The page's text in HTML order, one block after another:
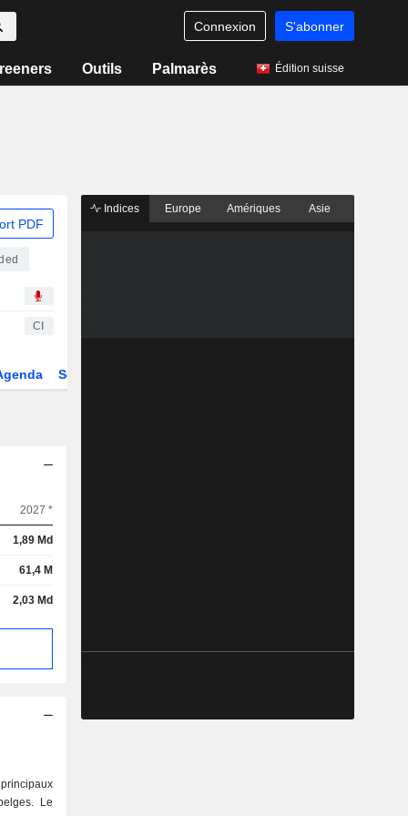
Connexion S'abonner
Outils Palmarès Édition suisse
PDF
CI
Secteur
2027 *
1,89 Md
61,4 M
2,03 Md
Le
Indices Europe Amériques Asie